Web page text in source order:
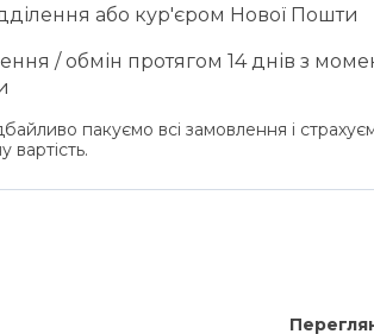
Кнопки/ поворотний
перемикача: Пластик
ХАРАКТЕРИСТИКИ:
швидкість обертання: 18000
або кур'єром Нової Пошти
/ обмін протягом 14 днів з
пакуємо всі замовлення і
вартість.